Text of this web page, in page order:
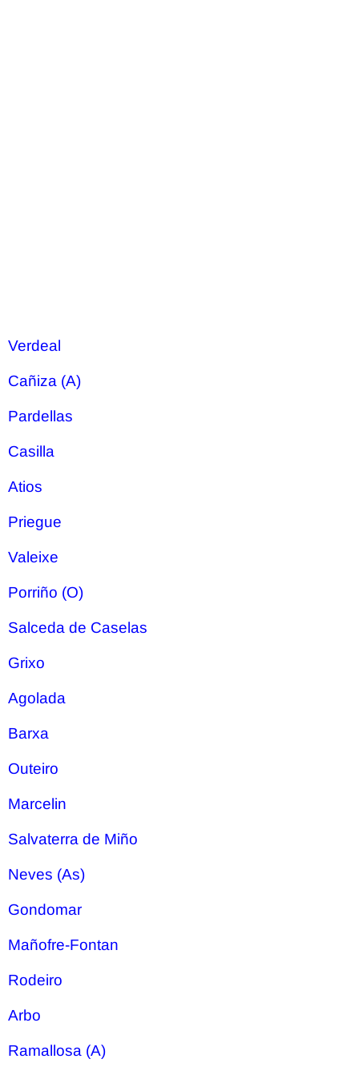
Verdeal
Cañiza (A)
Pardellas
Casilla
Atios
Priegue
Valeixe
Porriño (O)
Salceda de Caselas
Grixo
Agolada
Barxa
Outeiro
Marcelin
Salvaterra de Miño
Neves (As)
Gondomar
Mañofre-Fontan
Rodeiro
Arbo
Ramallosa (A)